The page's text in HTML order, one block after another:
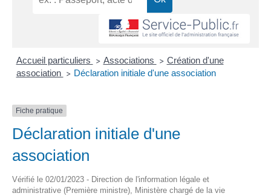
Accueil particuliers > Associations > Création d'une
association > Déclaration initiale d'une association
Fiche pratique
Déclaration initiale d'une
association
Vérifié le 02/01/2023 - Direction de l'information légale et
administrative (Première ministre), Ministère chargé de la vie